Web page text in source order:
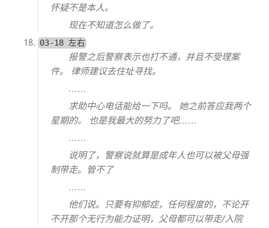
怀疑不是本人。
现在不知道怎么做了。
03-18 左右
报警之后警察表示也打不通，并且不受理案
件。 律师建议去住址寻找。
……
求助中心电话能给一下吗。 她之前答应我两个
星期的。 也是我最大的努力了吧……
……
说明了，警察说就算是成年人也可以被父母强
制带走。管不了
……
他们说。只要有抑郁症，任何程度的，不论开
不开那个无行为能力证明，父母都可以带走/入院